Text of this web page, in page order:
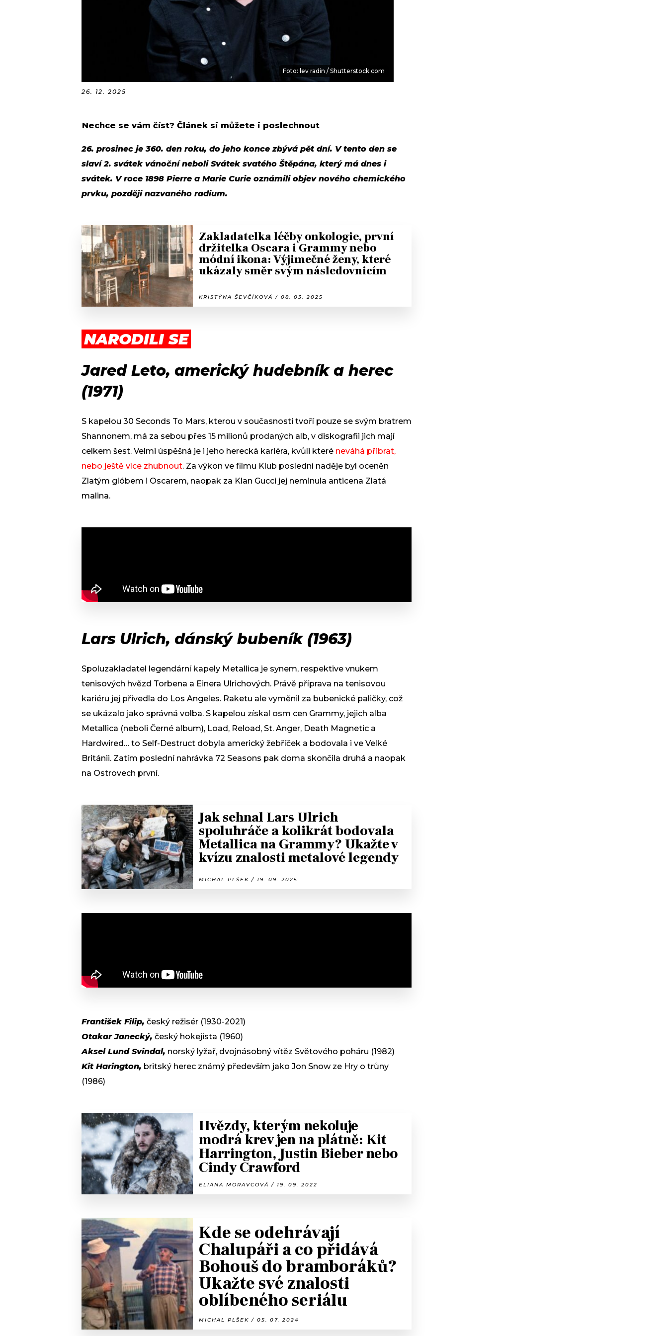
Foto: lev radin / Shutterstock.com
26. 12. 2025
Nechce se vám číst? Článek si můžete i poslechnout
26. prosinec je 360. den roku, do jeho konce zbývá pět dní. V tento den se
slaví 2. svátek vánoční neboli Svátek svatého Štěpána, který má dnes i
svátek. V roce 1898 Pierre a Marie Curie oznámili objev nového chemického
prvku, později nazvaného radium.
Zakladatelka léčby onkologie, první
držitelka Oscara i Grammy nebo
módní ikona: Výjimečné ženy, které
ukázaly směr svým následovnicím
KRISTÝNA ŠEVČÍKOVÁ / 08. 03. 2025
NARODILI SE
Jared Leto, americký hudebník a herec
(1971)
S kapelou 30 Seconds To Mars, kterou v současnosti tvoří pouze se svým bratrem
Shannonem, má za sebou přes 15 milionů prodaných alb, v diskografii jich mají
celkem šest. Velmi úspěšná je i jeho herecká kariéra, kvůli které neváhá přibrat,
nebo ještě více zhubnout. Za výkon ve filmu Klub poslední naděje byl oceněn
Zlatým glóbem i Oscarem, naopak za Klan Gucci jej neminula anticena Zlatá
malina.
Lars Ulrich, dánský bubeník (1963)
Spoluzakladatel legendární kapely Metallica je synem, respektive vnukem
tenisových hvězd Torbena a Einera Ulrichových. Právě příprava na tenisovou
kariéru jej přivedla do Los Angeles. Raketu ale vyměnil za bubenické paličky, což
se ukázalo jako správná volba. S kapelou získal osm cen Grammy, jejich alba
Metallica (neboli Černé album), Load, Reload, St. Anger, Death Magnetic a
Hardwired… to Self-Destruct dobyla americký žebříček a bodovala i ve Velké
Británii. Zatím poslední nahrávka 72 Seasons pak doma skončila druhá a naopak
na Ostrovech první.
Jak sehnal Lars Ulrich
spoluhráče a kolikrát bodovala
Metallica na Grammy? Ukažte v
kvízu znalosti metalové legendy
MICHAL PLŠEK / 19. 09. 2025
František Filip, český režisér (1930-2021)
Otakar Janecký, český hokejista (1960)
Aksel Lund Svindal, norský lyžař, dvojnásobný vítěz Světového poháru (1982)
Kit Harington, britský herec známý především jako Jon Snow ze Hry o trůny
(1986)
Hvězdy, kterým nekoluje
modrá krev jen na plátně: Kit
Harrington, Justin Bieber nebo
Cindy Crawford
ELIANA MORAVCOVÁ / 19. 09. 2022
Kde se odehrávají
Chalupáři a co přidává
Bohouš do bramboráků?
Ukažte své znalosti
oblíbeného seriálu
MICHAL PLŠEK / 05. 07. 2024